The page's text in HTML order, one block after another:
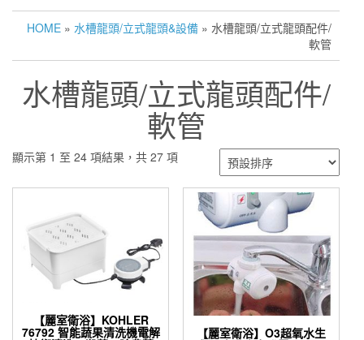
HOME » 水槽龍頭/立式龍頭&設備 » 水槽龍頭/立式龍頭配件/
軟管
水槽龍頭/立式龍頭配件/
軟管
顯示第 1 至 24 項結果，共 27 項
【麗室衛浴】KOHLER
76792 智能蔬果清洗機電解 【麗室衛浴】O3超氧水生